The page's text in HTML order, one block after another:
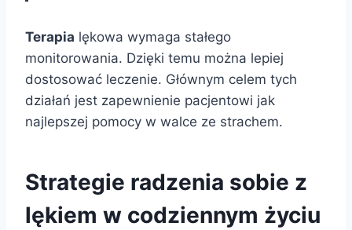
Terapia lękowa wymaga stałego
monitorowania. Dzięki temu można lepiej
dostosować leczenie. Głównym celem tych
działań jest zapewnienie pacjentowi jak
najlepszej pomocy w walce ze strachem.
Strategie radzenia sobie z
lękiem w codziennym życiu